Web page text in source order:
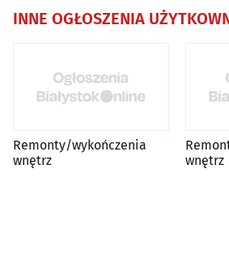
INNE OGŁOSZENIA
Remonty/wykończenia
wnętrz
wnętrz